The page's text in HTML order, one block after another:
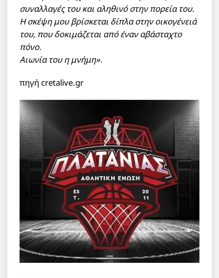
συναλλαγές του και αληθινό στην πορεία του.
Η σκέψη μου βρίσκεται δίπλα στην οικογένειά
του, που δοκιμάζεται από έναν αβάσταχτο
πόνο.
Αιωνία του η μνήμη».
πηγή cretalive.gr